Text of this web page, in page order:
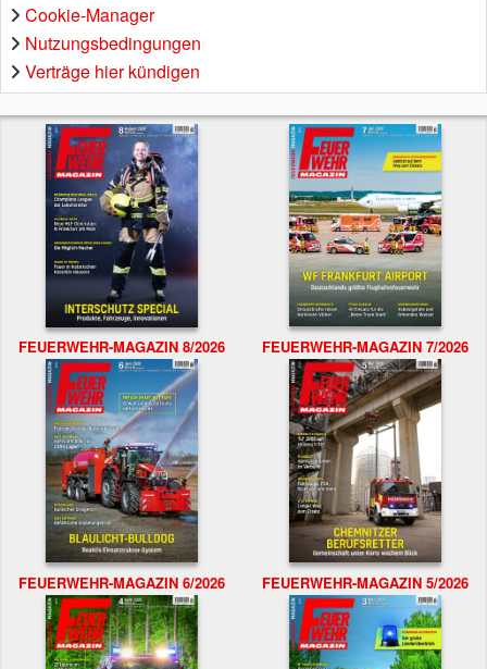
Cookie-Manager
Nutzungsbedingungen
Verträge hier kündigen
FEUERWEHR-MAGAZIN 8/2026 FEUERWEHR-MAGAZIN 7/2026
FEUERWEHR-MAGAZIN 6/2026 FEUERWEHR-MAGAZIN 5/2026